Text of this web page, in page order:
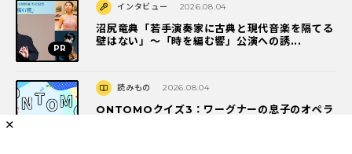
インタビュー 2026.08.04
沼尻竜典「若手演奏家に古典と現代音楽を隔てる
壁はない」～「時を編む響」公演への誘...
読みもの 2026.08.04
ONTOMOクイズ3：ワーグナーの息子のオペラ
✕